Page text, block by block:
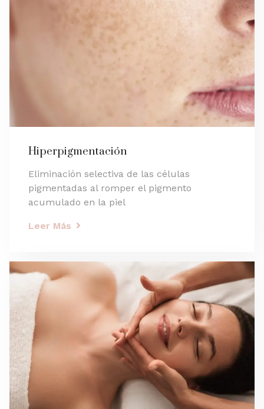
Hiperpigmentación
Eliminación selectiva de las células
pigmentadas al romper el pigmento
acumulado en la piel
Leer Más